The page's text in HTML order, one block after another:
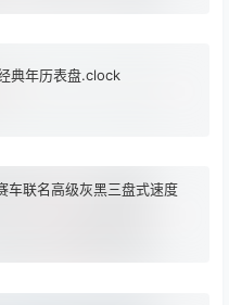
典年历表盘.clock
车联名高级灰黑三盘式速度